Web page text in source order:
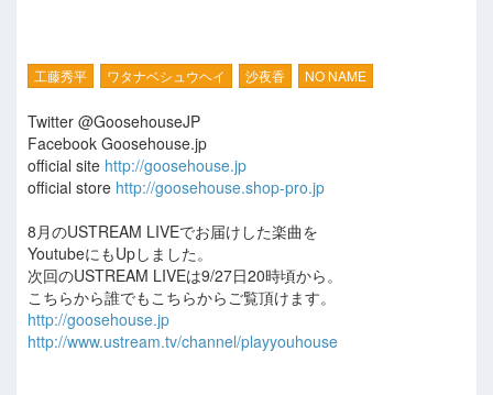
工藤秀平 ワタナベシュウヘイ 沙夜香 NO NAME
Twitter @GoosehouseJP
Facebook Goosehouse.jp
official site http://goosehouse.jp
official store http://goosehouse.shop-pro.jp
8月のUSTREAM LIVEでお届けした楽曲を
YoutubeにもUpしました。
次回のUSTREAM LIVEは9/27日20時頃から。
こちらから誰でもこちらからご覧頂けます。
http://goosehouse.jp
http://www.ustream.tv/channel/playyouhouse